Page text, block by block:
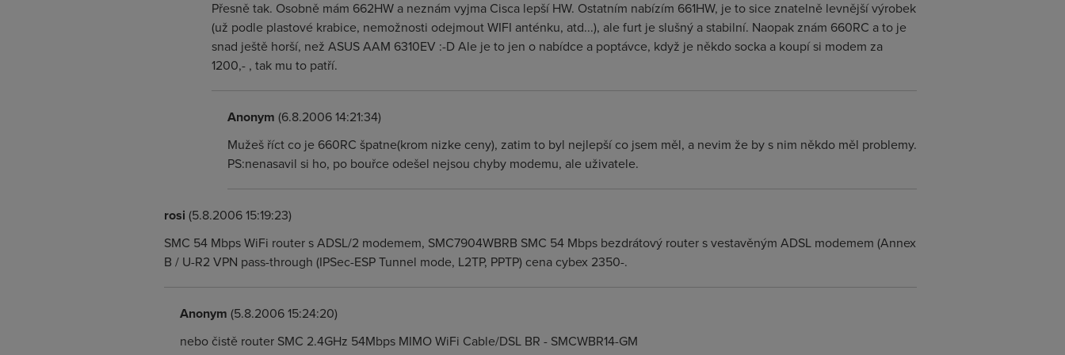
Přesně tak. Osobně mám 662HW a neznám vyjma Cisca lepší HW. Ostatním nabízím 661HW, je to sice znatelně levnější výrobek
(už podle plastové krabice, nemožnosti odejmout WIFI anténku, atd...), ale furt je slušný a stabilní. Naopak znám 660RC a to je
snad ještě horší, než ASUS AAM 6310EV :-D Ale je to jen o nabídce a poptávce, když je někdo socka a koupí si modem za
1200,- , tak mu to patří.
Anonym (6.8.2006 14:21:34)
Mužeš říct co je 660RC špatne(krom nizke ceny), zatim to byl nejlepší co jsem měl, a nevim že by s nim někdo měl problemy.
PS:nenasavil si ho, po bouřce odešel nejsou chyby modemu, ale uživatele.
rosi (5.8.2006 15:19:23)
SMC 54 Mbps WiFi router s ADSL/2 modemem, SMC7904WBRB SMC 54 Mbps bezdrátový router s vestavěným ADSL modemem (Annex
B / U-R2 VPN pass-through (IPSec-ESP Tunnel mode, L2TP, PPTP) cena cybex 2350-.
Anonym (5.8.2006 15:24:20)
nebo čistě router SMC 2.4GHz 54Mbps MIMO WiFi Cable/DSL BR - SMCWBR14-GM